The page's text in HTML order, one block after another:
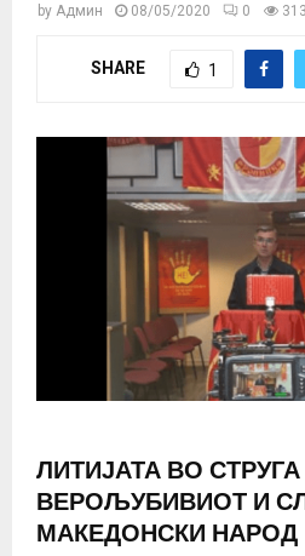
by Админ 08/05/2020 0 313
SHARE 1
ЛИТИЈАТА ВО
ВЕРОЉУБИВИОТ И
МАКЕДОНСКИ НАРОД